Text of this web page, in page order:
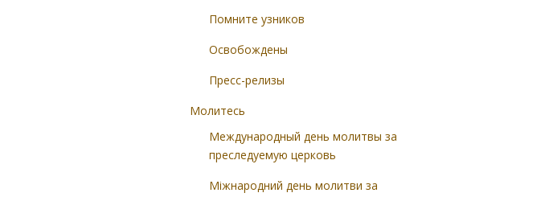
Помните узников
Освобождены
Пресс-релизы
Молитесь
Международный день молитвы за
преследуемую церковь
Міжнародний день молитви за